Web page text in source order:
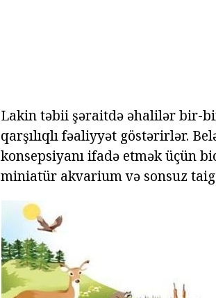
Lakin təbii şəraitdə əhalilər bir-
qarşılıqlı fəaliyyət göstərirlər.
konsepsiyanı ifadə etmək üçün
miniatür akvarium və sonsuz